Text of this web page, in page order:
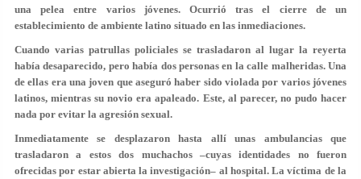
una pelea entre varios jóvenes. Ocurrió tras el cierre de un
establecimiento de ambiente latino situado en las inmediaciones.
Cuando varias patrullas policiales se trasladaron al lugar la reyerta
había desaparecido, pero había dos personas en la calle malheridas. Una
de ellas era una joven que aseguró haber sido violada por varios jóvenes
latinos, mientras su novio era apaleado. Este, al parecer, no pudo hacer
nada por evitar la agresión sexual.
Inmediatamente se desplazaron hasta allí unas ambulancias que
trasladaron a estos dos muchachos –cuyas identidades no fueron
ofrecidas por estar abierta la investigación– al hospital. La víctima de la